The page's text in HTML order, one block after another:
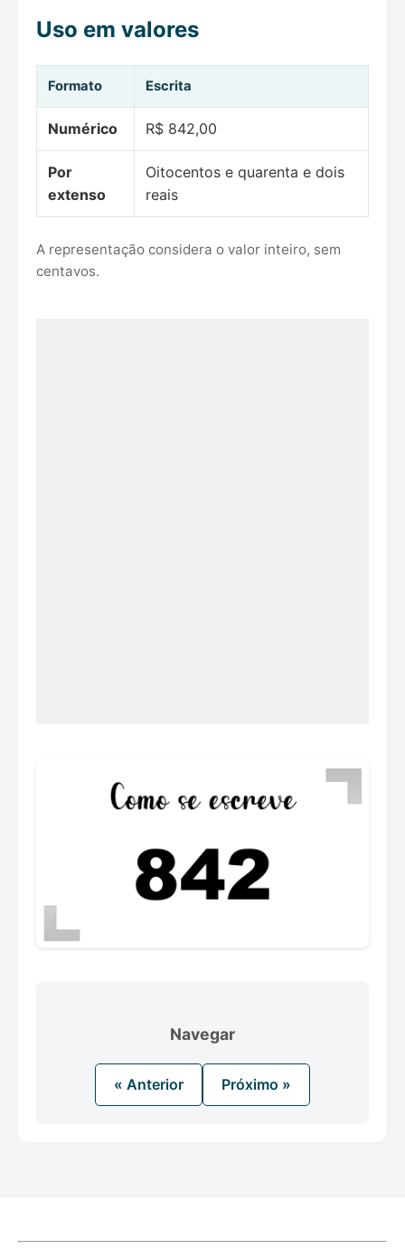
Uso em valores
Formato Escrita
Numérico R$ 842,00
Por
extenso
Oitocentos e quarenta e dois
reais
A representação considera o valor inteiro, sem
centavos.
Navegar
« Anterior Próximo »